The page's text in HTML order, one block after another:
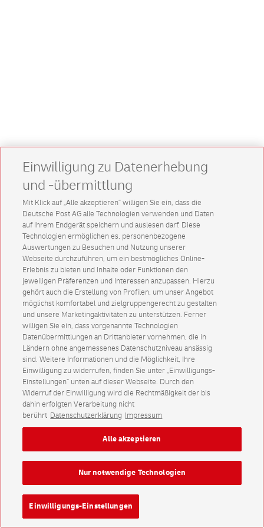
Einwilligung zu Datenerhebung
und -übermittlung
Mit Klick auf „Alle akzeptieren” willigen Sie ein, dass die
Deutsche Post AG alle Technologien verwenden und Daten
auf Ihrem Endgerät speichern und auslesen darf. Diese
Technologien ermöglichen es, personenbezogene
Auswertungen zu Besuchen und Nutzung unserer
Webseite durchzuführen, um ein bestmögliches Online-
Erlebnis zu bieten und Inhalte oder Funktionen den
jeweiligen Präferenzen und Interessen anzupassen. Hierzu
gehört auch die Erstellung von Profilen, um unser Angebot
möglichst komfortabel und zielgruppengerecht zu gestalten
und unsere Marketingaktivitäten zu unterstützen. Ferner
willigen Sie ein, dass vorgenannte Technologien
Datenübermittlungen an Drittanbieter vornehmen, die in
Ländern ohne angemessenes Datenschutzniveau ansässig
sind. Weitere Informationen und die Möglichkeit, Ihre
Einwilligung zu widerrufen, finden Sie unter „Einwilligungs-
Einstellungen“ unten auf dieser Webseite. Durch den
Widerruf der Einwilligung wird die Rechtmäßigkeit der bis
dahin erfolgten Verarbeitung nicht
berührt Datenschutzerklärung Impressum
Einwilligungs-Einstellungen
Nur notwendige Technologien
Alle akzeptieren